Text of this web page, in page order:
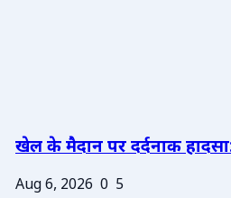
खेल के मैदान पर दर्दनाक
Aug 6, 2026 0 5